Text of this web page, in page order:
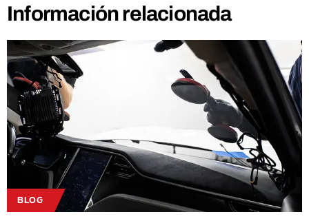
Información relacionada
BLOG